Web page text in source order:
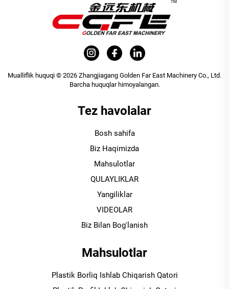
Mualliflik huquqi © 2026 Zhangjiagang Golden Far East Machinery Co., Ltd.
Barcha huquqlar himoyalangan.
Tez havolalar
Bosh sahifa
Biz Haqimizda
Mahsulotlar
QULAYLIKLAR
Yangiliklar
VIDEOLAR
Biz Bilan Bog'lanish
Mahsulotlar
Plastik Borliq Ishlab Chiqarish Qatori